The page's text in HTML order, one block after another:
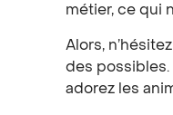
métier, ce qui
Alors,
des possibles.
adorez les